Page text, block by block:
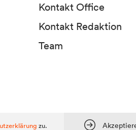
Kontakt Office
Kontakt Redaktion
Team
KG, Dolomitenstraße 1 / 7. Stock, 9900
zu.